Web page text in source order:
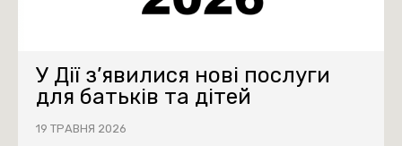
У Дії з’явилися нові послуги
для батьків та дітей
19 ТРАВНЯ 2026